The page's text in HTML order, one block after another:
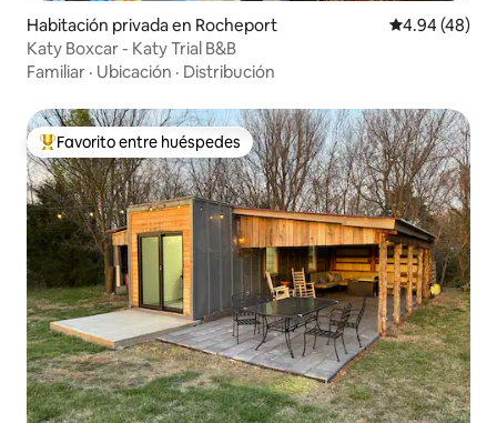
Habitación privada en Rocheport Calificación
4.94 (48)
Katy Boxcar - Katy Trial B&B
Familiar · Ubicación · Distribución
De los mejores en Favorito entre huéspedes
Favorito entre huéspedes